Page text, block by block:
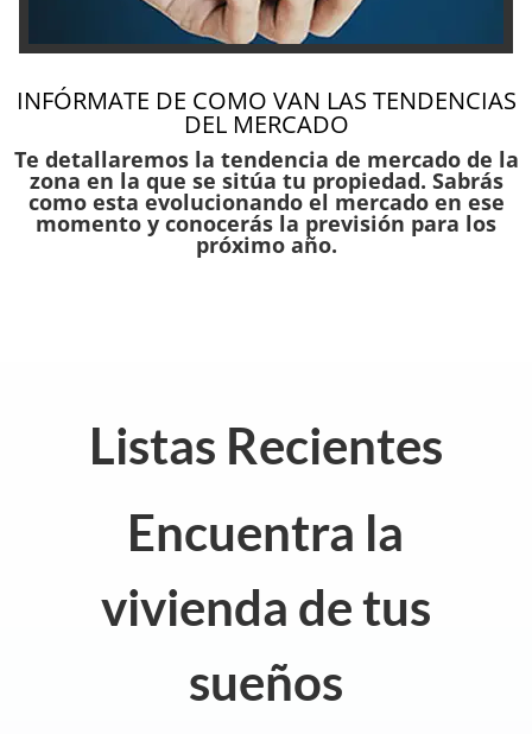
INFÓRMATE DE COMO VAN LAS TENDENCIAS
DEL MERCADO
Te detallaremos la tendencia de mercado de la
zona en la que se sitúa tu propiedad. Sabrás
como esta evolucionando el mercado en ese
momento y conocerás la previsión para los
próximo año.
Listas Recientes
Encuentra la
vivienda de tus
sueños